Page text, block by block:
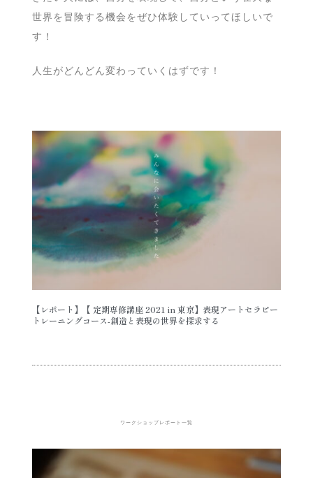
世界を冒険する機会をぜひ体験していってほしいで
す！
人生がどんどん変わっていくはずです！
【レポート】【 定期専修講座 2021 in 東京】表現アートセラピー
トレーニングコース-創造と表現の世界を探求する
ワークショップレポート一覧